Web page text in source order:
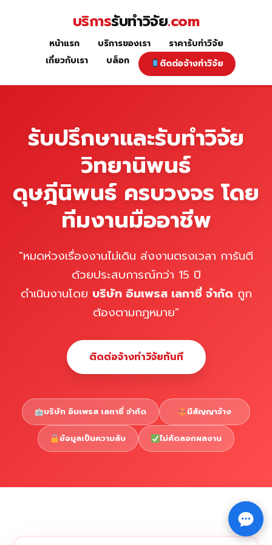
หน้าแรก
Copyright © 2026 รับทำวิจัย รับทำวิทยานิพนธ์ รับทำ⇧
บริการรับทำวิจัย.com
หน้าแรก บริการของเรา
ราคารับทำวิจัย
เกี่ยวกับเรา
บล็อก ติดต่อจ้างทำวิจัย
รับปรึกษาและรับทำวิจัย
วิทยานิพนธ์
ดุษฎีนิพนธ์ ครบวงจร โดย
ทีมงานมืออาชีพ
"หมดห่วงเรื่องงานไม่เดิน ส่งงานตรงเวลา การันตี
ด้วยประสบการณ์กว่า 15 ปี
ดำเนินงานโดย บริษัท อิมเพรส เลกาซี่ จำกัด ถูก
ต้องตามกฎหมาย"
ติดต่อจ้างทำวิจัยทันที
บริษัท อิมเพรส เลกาซี่ จำกัด มีสัญญาจ้าง
ข้อมูลเป็นความลับ ไม่คัดลอกผลงาน